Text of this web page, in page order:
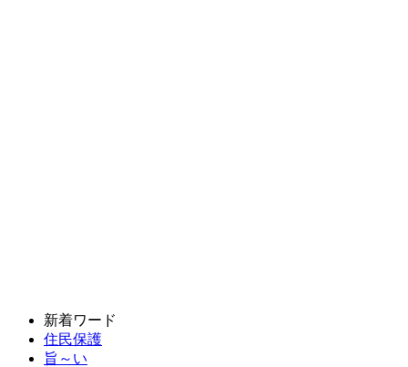
新着ワード
住民保護
旨～い